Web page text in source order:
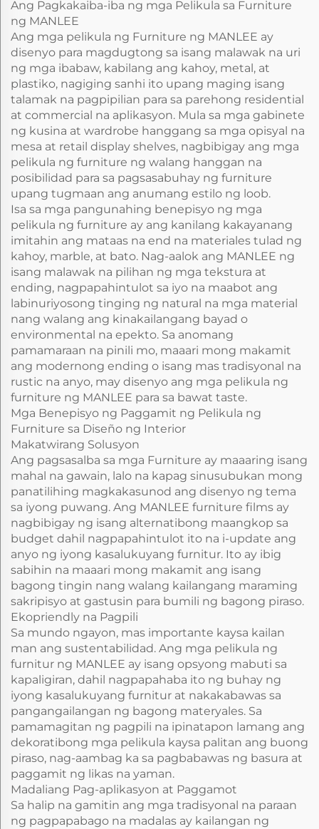
Ang Pagkakaiba-iba ng mga Pelikula sa Furniture
ng MANLEE
Ang mga pelikula ng Furniture ng MANLEE ay
disenyo para magdugtong sa isang malawak na uri
ng mga ibabaw, kabilang ang kahoy, metal, at
plastiko, nagiging sanhi ito upang maging isang
talamak na pagpipilian para sa parehong residential
at commercial na aplikasyon. Mula sa mga gabinete
ng kusina at wardrobe hanggang sa mga opisyal na
mesa at retail display shelves, nagbibigay ang mga
pelikula ng furniture ng walang hanggan na
posibilidad para sa pagsasabuhay ng furniture
upang tugmaan ang anumang estilo ng loob.
Isa sa mga pangunahing benepisyo ng mga
pelikula ng furniture ay ang kanilang kakayanang
imitahin ang mataas na end na materiales tulad ng
kahoy, marble, at bato. Nag-aalok ang MANLEE ng
isang malawak na pilihan ng mga tekstura at
ending, nagpapahintulot sa iyo na maabot ang
labinuriyosong tinging ng natural na mga material
nang walang ang kinakailangang bayad o
environmental na epekto. Sa anomang
pamamaraan na pinili mo, maaari mong makamit
ang modernong ending o isang mas tradisyonal na
rustic na anyo, may disenyo ang mga pelikula ng
furniture ng MANLEE para sa bawat taste.
Mga Benepisyo ng Paggamit ng Pelikula ng
Furniture sa Diseño ng Interior
Makatwirang Solusyon
Ang pagsasalba sa mga Furniture ay maaaring isang
mahal na gawain, lalo na kapag sinusubukan mong
panatilihing magkakasunod ang disenyo ng tema
sa iyong puwang. Ang MANLEE furniture films ay
nagbibigay ng isang alternatibong maangkop sa
budget dahil nagpapahintulot ito na i-update ang
anyo ng iyong kasalukuyang furnitur. Ito ay ibig
sabihin na maaari mong makamit ang isang
bagong tingin nang walang kailangang maraming
sakripisyo at gastusin para bumili ng bagong piraso.
Ekopriendly na Pagpili
Sa mundo ngayon, mas importante kaysa kailan
man ang sustentabilidad. Ang mga pelikula ng
furnitur ng MANLEE ay isang opsyong mabuti sa
kapaligiran, dahil nagpapahaba ito ng buhay ng
iyong kasalukuyang furnitur at nakakabawas sa
pangangailangan ng bagong materyales. Sa
pamamagitan ng pagpili na ipinatapon lamang ang
dekoratibong mga pelikula kaysa palitan ang buong
piraso, nag-aambag ka sa pagbabawas ng basura at
paggamit ng likas na yaman.
Madaliang Pag-aplikasyon at Paggamot
Sa halip na gamitin ang mga tradisyonal na paraan
ng pagpapabago na madalas ay kailangan ng